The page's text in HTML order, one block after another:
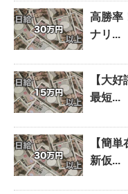
高勝率
ナリ...
【大
最短...
【簡
新仮...